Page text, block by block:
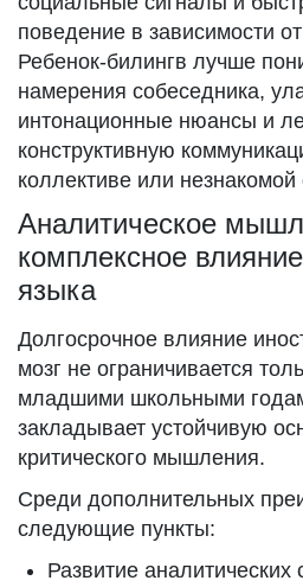
поведение в зависимости
Ребенок-билингв лучше
намерения собеседника,
интонационные нюансы и
конструктивную
коллективе или незнакомой
Аналитическое
комплексное
языка
Долгосрочное влияние
мозг не ограничивается
младшими школьными
закладывает устойчивую
критического мышления.
Среди дополнительных
следующие пункты:
Развитие аналитических